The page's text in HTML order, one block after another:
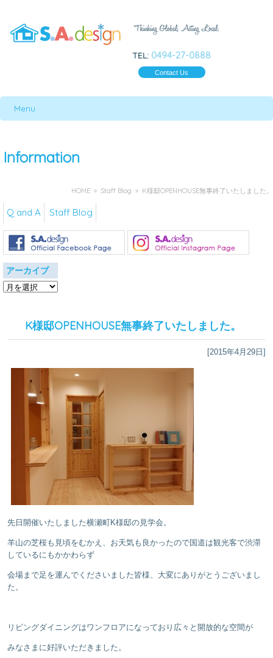
TEL: 0494-27-0888
Contact Us
Menu
Information
HOME » Staff Blog » K様邸OPENHOUSE無事終了いたしました。
Q and A Staff Blog
アーカイブ
ア
K様邸OPENHOUSE無事終了いたしました。
[2015年4月29日]
先日開催いたしました横瀬町K様邸の見学会。
羊山の芝桜も見頃をむかえ、お天気も良かったので国道は観光客で渋滞
しているにもかかわらず
会場まで足を運んでくださいました皆様、大変にありがとうございまし
た。
リビングダイニングはワンフロアになっており広々と開放的な空間が
みなさまに好評いただきました。